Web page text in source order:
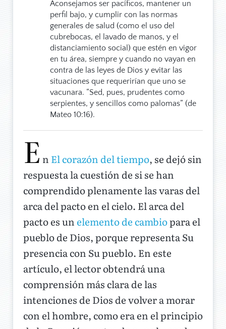
Aconsejamos ser pacíficos, mantener un
perfil bajo, y cumplir con las normas
generales de salud (como el uso del
cubrebocas, el lavado de manos, y el
distanciamiento social) que estén en vigor
en tu área, siempre y cuando no vayan en
contra de las leyes de Dios y evitar las
situaciones que requerirían que uno se
vacunara. “Sed, pues, prudentes como
serpientes, y sencillos como palomas” (de
Mateo 10:16).
E n El corazón del tiempo, se dejó sin
respuesta la cuestión de si se han
comprendido plenamente las varas del
arca del pacto en el cielo. El arca del
pacto es un elemento de cambiopara el
pueblo de Dios, porque representa Su
presencia con Su pueblo. En este
artículo, el lector obtendrá una
comprensión más clara de las
intenciones de Dios de volver a morar
con el hombre, como era en el principio